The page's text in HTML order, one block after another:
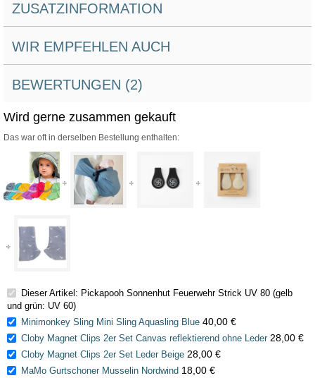
ZUSATZINFORMATION
WIR EMPFEHLEN AUCH
BEWERTUNGEN (2)
Wird gerne zusammen gekauft
Das war oft in derselben Bestellung enthalten:
Dieser Artikel: Pickapooh Sonnenhut Feuerwehr Strick UV 80 (gelb
und grün: UV 60)
Minimonkey Sling Mini Sling Aquasling Blue 40,00 €
Cloby Magnet Clips 2er Set Canvas reflektierend ohne Leder 28,00 €
Cloby Magnet Clips 2er Set Leder Beige 28,00 €
MaMo Gurtschoner Musselin Nordwind 18,00 €